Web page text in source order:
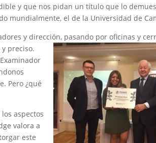
y que nos pidan un título que lo
mundialmente, el de la Universidad de
y dirección, pasando por oficinas y
preciso.
Pero ¿qué
aspectos
valora a
este